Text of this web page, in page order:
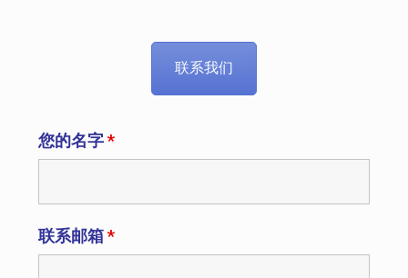
联系我们
您的名字*
联系邮箱*